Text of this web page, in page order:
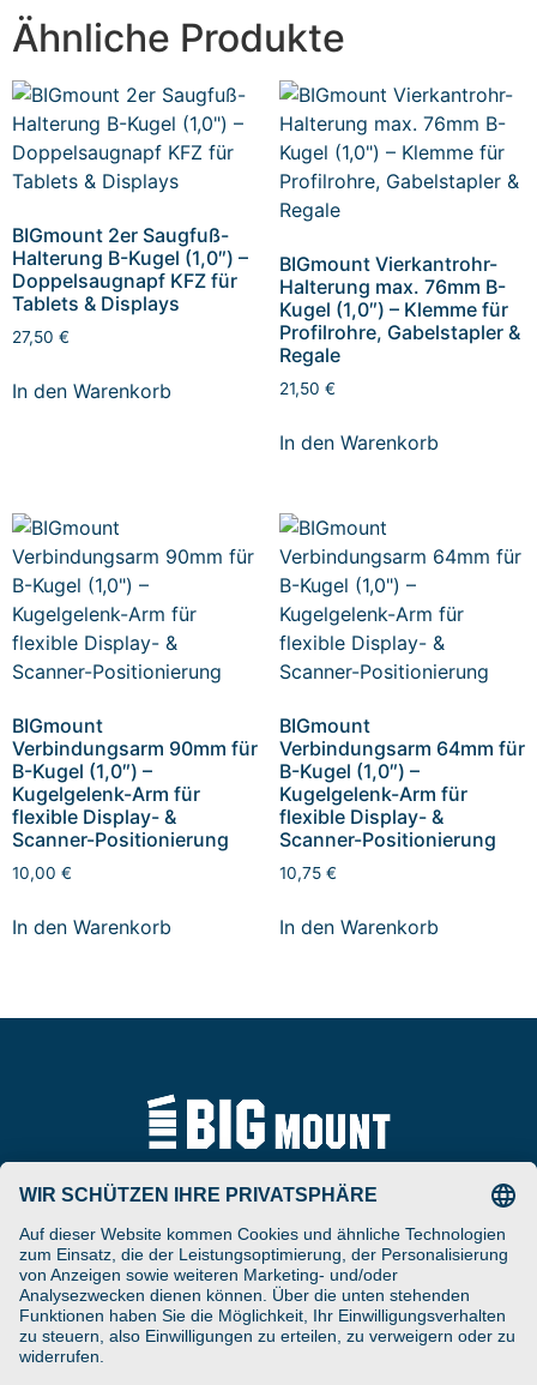
Ähnliche Produkte
BIGmount 2er Saugfuß-
Halterung B-Kugel (1,0″) –
Doppelsaugnapf KFZ für
Tablets & Displays
27,50 €
In den Warenkorb
BIGmount Vierkantrohr-
Halterung max. 76mm B-
Kugel (1,0″) – Klemme für
Profilrohre, Gabelstapler &
Regale
21,50 €
In den Warenkorb
BIGmount
Verbindungsarm 90mm für
B-Kugel (1,0″) –
Kugelgelenk-Arm für
flexible Display- &
Scanner-Positionierung
10,00 €
In den Warenkorb
BIGmount
Verbindungsarm 64mm für
B-Kugel (1,0″) –
Kugelgelenk-Arm für
flexible Display- &
Scanner-Positionierung
10,75 €
In den Warenkorb
ARAT Spezialhalterungen
GmbH
Schierbusch 2a
D- 33161 Hövelhof
DESIGNED ENGINEERED
Tel
+49 (0) 5257-9380625
Fax
+49 (0) 5257-9380629